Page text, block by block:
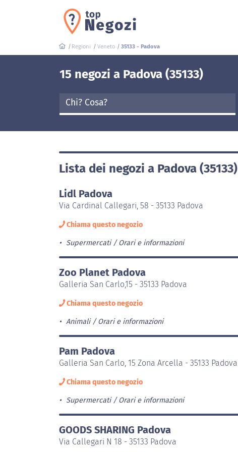
Regioni Veneto 35133 - Padova
15 negozi a Padova (35133)
Lista dei negozi a Padova (35133)
Lidl Padova
Via Cardinal Callegari, 58 - 35133 Padova
Chiama questo negozio
Supermercati Orari e informazioni
Zoo Planet Padova
Galleria San Carlo,15 - 35133 Padova
Chiama questo negozio
Animali Orari e informazioni
Pam Padova
Galleria San Carlo, 15 Zona Arcella - 35133 Padova
Chiama questo negozio
Supermercati Orari e informazioni
GOODS SHARING Padova
Via Callegari N 18 - 35133 Padova